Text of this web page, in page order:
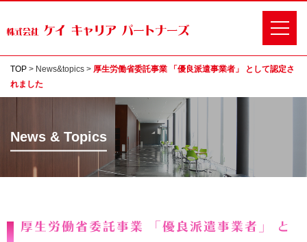
TOP > News&topics > 厚生労働省委託事業 「優良派遣事業者」 として認定さ
れました
News & Topics
厚生労働省委託事業 「優良派遣事業者」 と